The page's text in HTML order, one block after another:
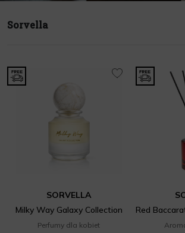
Sorvella
SORVELLA
Milky Way Galaxy Collection
Perfumy dla kobiet